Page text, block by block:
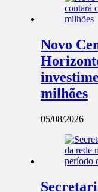
Novo
milhões
05/08/2026